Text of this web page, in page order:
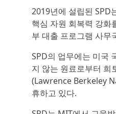
2019년에 설립된 SPD
핵심 자원 회복력 강화
부 대출 프로그램 사
SPD의 업무에는 미국
지 않는 원료로부터 희
(Lawrence Berkeley
휴하고 있다.